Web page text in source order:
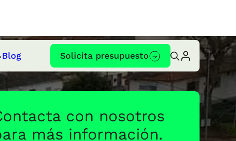
Blog Solicita presupuesto
con nosotros
más información.